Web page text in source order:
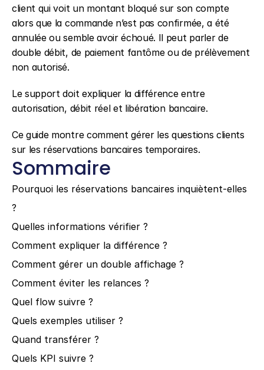
client qui voit un montant bloqué sur son compte
alors que la commande n’est pas confirmée, a été
annulée ou semble avoir échoué. Il peut parler de
double débit, de paiement fantôme ou de prélèvement
non autorisé.
Le support doit expliquer la différence entre
autorisation, débit réel et libération bancaire.
Ce guide montre comment gérer les questions clients
sur les réservations bancaires temporaires.
Sommaire
Pourquoi les réservations bancaires inquiètent-elles
?
Quelles informations vérifier ?
Comment expliquer la différence ?
Comment gérer un double affichage ?
Comment éviter les relances ?
Quel flow suivre ?
Quels exemples utiliser ?
Quand transférer ?
Quels KPI suivre ?